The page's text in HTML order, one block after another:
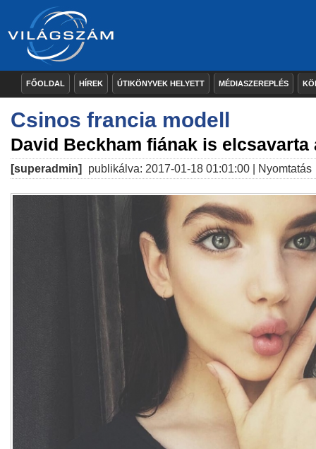
FŐOLDAL HÍREK ÚTIKÖNYVEK HELYETT MÉDIASZEREPLÉS
Csinos francia modell
David Beckham fiának is elcsavarta
[superadmin] publikálva: 2017-01-18 01:01:00 | Nyomtatás